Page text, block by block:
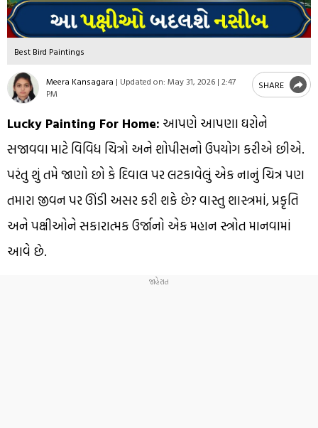
Best Bird Paintings
Meera Kansagara | Updated on: May 31, 2026 | 2:47
PM
SHARE
Lucky Painting For Home: આપણે આપણા ઘરોને
સજાવવા માટે વિવિધ ચિત્રો અને શોપીસનો ઉપયોગ કરીએ છીએ.
પરંતુ શું તમે જાણો છો કે દિવાલ પર લટકાવેલું એક નાનું ચિત્ર પણ
તમારા જીવન પર ઊંડી અસર કરી શકે છે? વાસ્તુ શાસ્ત્રમાં, પ્રકૃતિ
અને પક્ષીઓને સકારાત્મક ઉર્જાનો એક મહાન સ્ત્રોત માનવામાં
આવે છે.